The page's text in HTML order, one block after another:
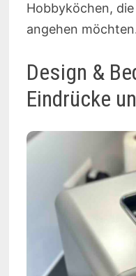
Hobbyköchen,
angehen
Design &
Eindrücke